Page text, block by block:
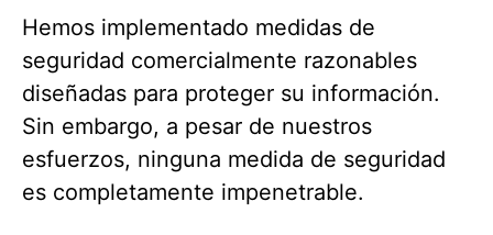
Hemos implementado medidas de
seguridad comercialmente razonables
diseñadas para proteger su información.
Sin embargo, a pesar de nuestros
esfuerzos, ninguna medida de seguridad
es completamente impenetrable.